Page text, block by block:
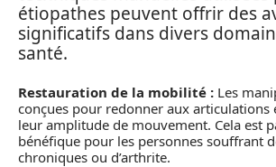
étiopathes peuvent offrir des
significatifs dans divers
santé.
Restauration de la mobilité : Les
conçues pour redonner aux articulations
leur amplitude de mouvement. Cela est
bénéfique pour les personnes souffrant
chroniques ou d’arthrite.